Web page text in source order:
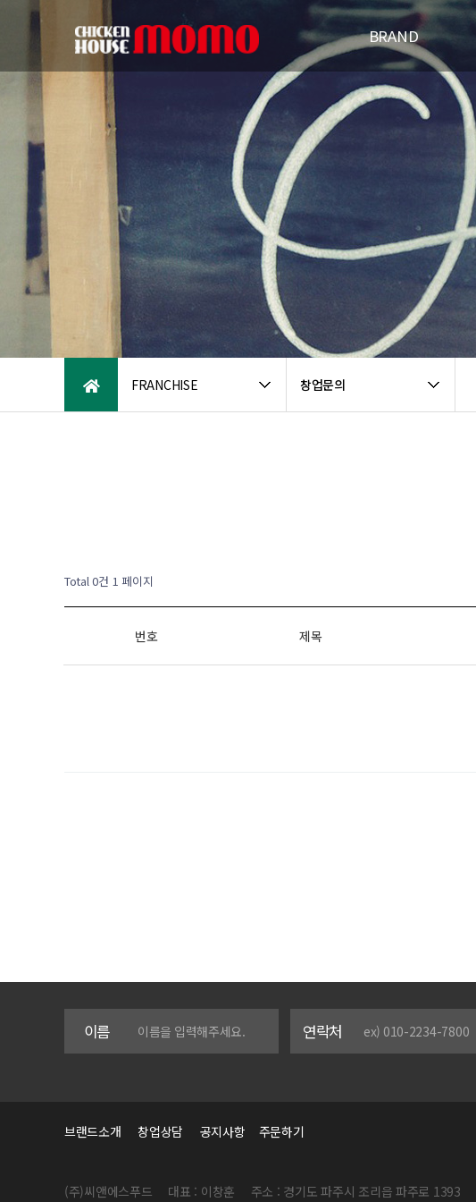
BRAND
브랜드스토리
FRANCHISE 창업문의
Total 0건 1 페이지
번호 제목
이름 연락처
브랜드소개 창업상담 공지사항 주문하기
(주)씨앤에스푸드 대표 : 이창훈 주소 : 경기도 파주시 조리읍 파주로 1393